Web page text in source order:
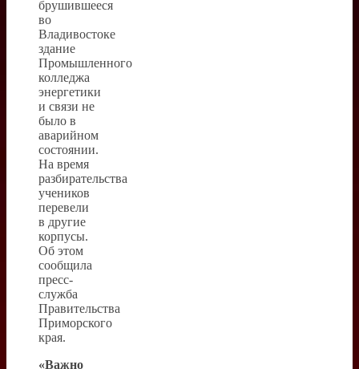
брушившееся
во
Владивостоке
здание
Промышленного
колледжа
энергетики
и связи не
было в
аварийном
состоянии.
На время
разбирательства
учеников
перевели
в другие
корпусы.
Об этом
сообщила
пресс-
служба
Правительства
Приморского
края.
«Важно